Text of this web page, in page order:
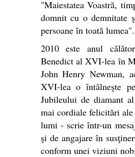
"Maiestatea Voastră,
domnit cu o demnitate
persoane în toată lumea".
2010 este anul
Benedict al XVI-lea în
John Henry Newman,
XVI-lea o întâlneşte
Jubileului de diamant
mai cordiale felicitări
lumi - scrie într-un
şi de angajare în
conform unei viziuni